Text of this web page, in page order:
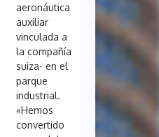
aeronáutica
auxiliar
vinculada a
la compañía
suiza- en el
parque
industrial.
«Hemos
convertido